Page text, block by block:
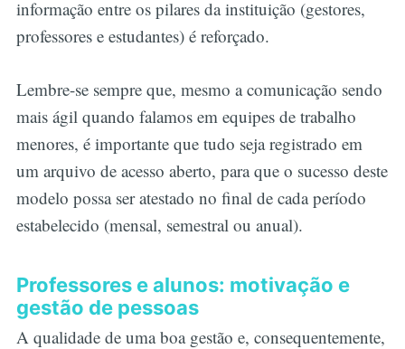
informação entre os pilares da instituição (gestores,
professores e estudantes) é reforçado.
Lembre-se sempre que, mesmo a comunicação sendo
mais ágil quando falamos em equipes de trabalho
menores, é importante que tudo seja registrado em
um arquivo de acesso aberto, para que o sucesso deste
modelo possa ser atestado no final de cada período
estabelecido (mensal, semestral ou anual).
Professores e alunos: motivação e
gestão de pessoas
A qualidade de uma boa gestão e, consequentemente,